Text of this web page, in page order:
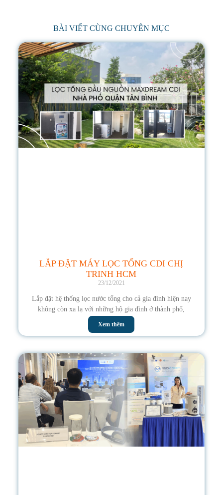
BÀI VIẾT CÙNG CHUYÊN MỤC
LẮP ĐẶT MÁY LỌC TỔNG CDI CHỊ
TRINH HCM
23/12/2021
Lắp đặt hệ thống lọc nước tổng cho cả gia đình hiện nay
không còn xa lạ với những hộ gia đình ở thành phố,
Xem thêm